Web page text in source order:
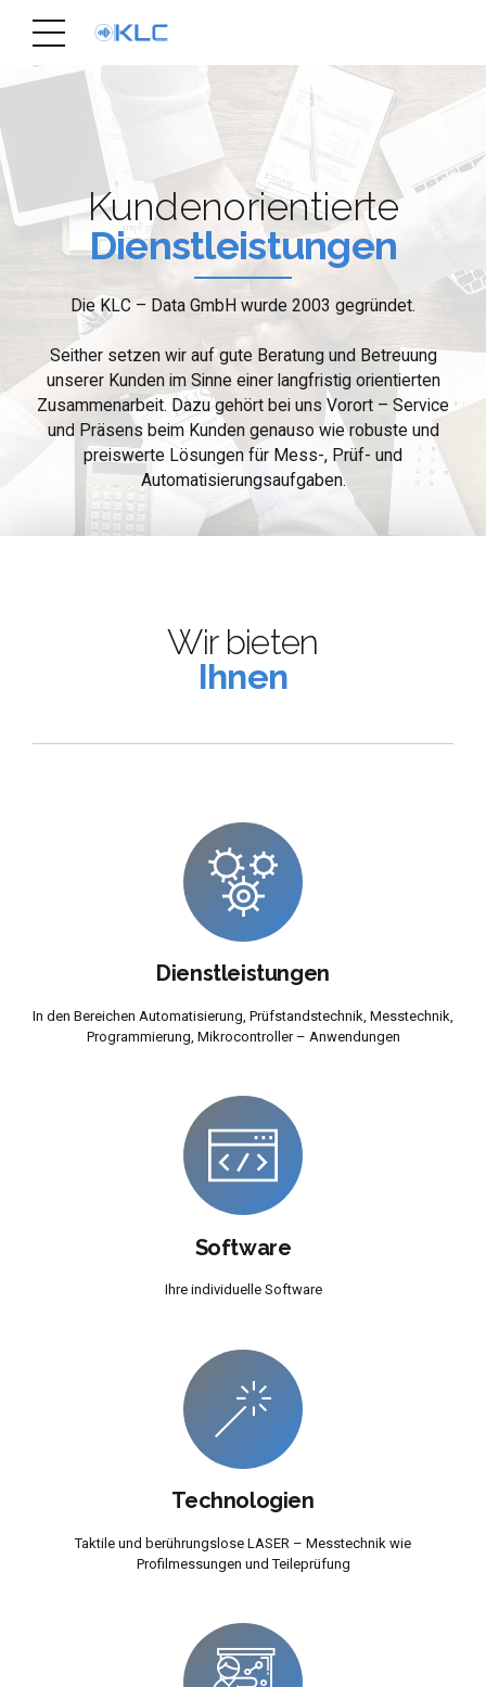
Kundenorientierte
Dienstleistungen
Die KLC – Data GmbH wurde 2003 gegründet.
Seither setzen wir auf gute Beratung und Betreuung
unserer Kunden im Sinne einer langfristig orientierten
Zusammenarbeit. Dazu gehört bei uns Vorort – Service
und Präsens beim Kunden genauso wie robuste und
preiswerte Lösungen für Mess-, Prüf- und
Automatisierungsaufgaben.
Wir bieten
Ihnen
Dienstleistungen
In den Bereichen Automatisierung, Prüfstandstechnik, Messtechnik,
Programmierung, Mikrocontroller – Anwendungen
Software
Ihre individuelle Software
Technologien
Taktile und berührungslose LASER – Messtechnik wie
Profilmessungen und Teileprüfung